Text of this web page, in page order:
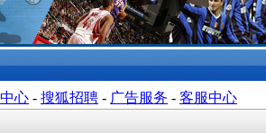
心 - 搜狐招聘 - 广告服务 - 客服中心